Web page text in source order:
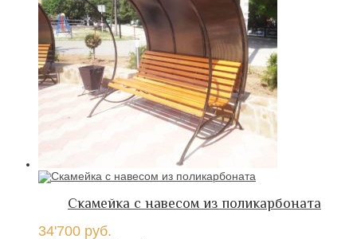
Скамейка с навесом из поликарбоната
34'700 руб.